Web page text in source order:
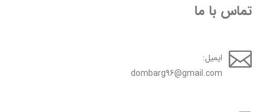
تماس با ما
ایمیل:
dombarg96@gmail.com